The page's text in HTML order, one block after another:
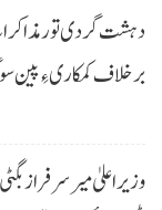
دہشت گردی تور
برخلاف کمکاری ءِ پین
وزیراعلیٰ میر سرفراز